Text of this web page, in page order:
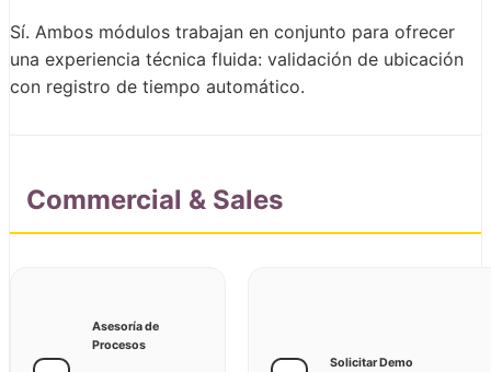
Sí. Ambos módulos trabajan en conjunto para ofrecer
una experiencia técnica fluida: validación de ubicación
con registro de tiempo automático.
Commercial & Sales
Asesoría de
Procesos
Solicitar Demo